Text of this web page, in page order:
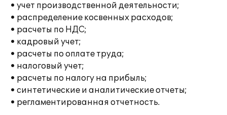
• учет производственной деятельности;
• распределение косвенных расходов;
• расчеты по НДС;
• кадровый учет;
• расчеты по оплате труда;
• налоговый учет;
• расчеты по налогу на прибыль;
• синтетические и аналитические отчеты;
• регламентированная отчетность.